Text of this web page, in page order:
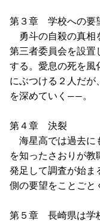
第３章 学校への要
勇斗の自殺の真相
第三者委員会を設置
する。愛息の死を風
にぶつける２人だが
を深めていく――。
第４章 決裂
海星高では過去に
を知ったさおりが
発足して調査が始ま
側の要望をことごと
第５章 長崎県は学